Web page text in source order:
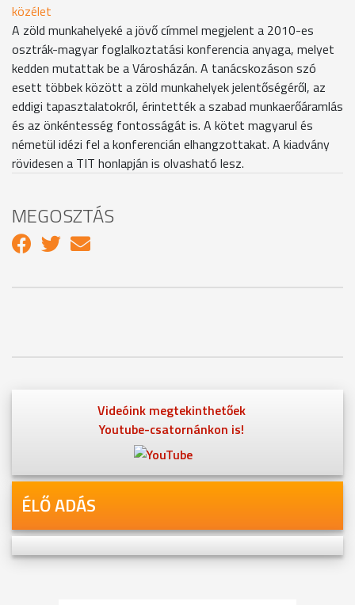
közélet
A zöld munkahelyeké a jövő címmel megjelent a 2010-es
osztrák-magyar foglalkoztatási konferencia anyaga, melyet
kedden mutattak be a Városházán. A tanácskozáson szó
esett többek között a zöld munkahelyek jelentőségéről, az
eddigi tapasztalatokról, érintették a szabad munkaerőáramlás
és az önkéntesség fontosságát is. A kötet magyarul és
németül idézi fel a konferencián elhangzottakat. A kiadvány
rövidesen a TIT honlapján is olvasható lesz.
MEGOSZTÁS
Videóink megtekinthetőek
Youtube-csatornánkon is!
ÉLŐ ADÁS